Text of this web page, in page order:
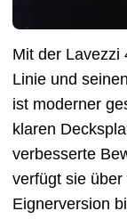
Mit der Lavezzi
Linie und
ist moderner
klaren
verbesserte
verfügt sie
Eignerversion